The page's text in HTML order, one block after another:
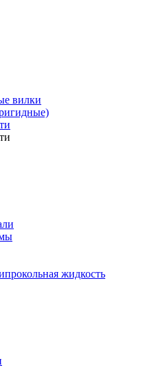
вилки
жидкость